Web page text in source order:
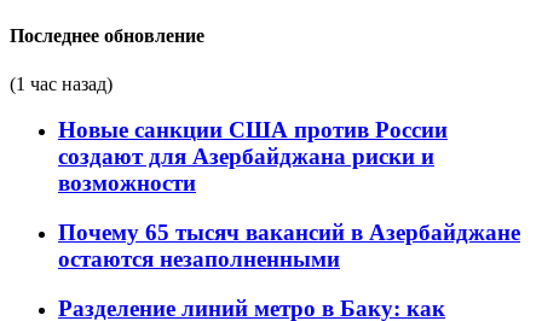
Последнее обновление
(1 час назад)
Новые санкции США против России
создают для Азербайджана риски и
возможности
Почему 65 тысяч вакансий в Азербайджане
остаются незаполненными
Разделение линий метро в Баку: как